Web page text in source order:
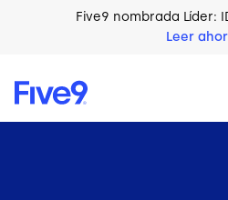
Skip to main contentFive9 nombrada Líder:
Leer